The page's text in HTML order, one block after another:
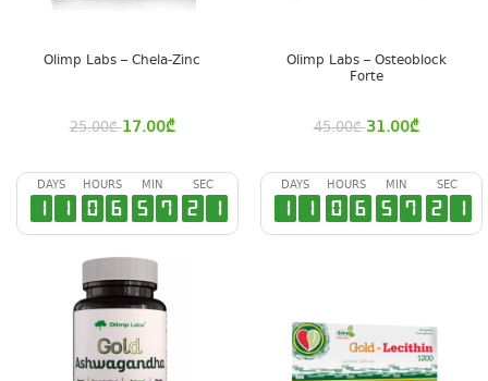
Olimp Labs – Chela-Zinc
25.00₾ 17.00₾
Olimp Labs – Osteoblock
Forte
45.00₾ 31.00₾
DAYS
1 1
HOURS
0 6
MIN
5 7
SEC
2 0
DAYS
1 1
HOURS
0 6
MIN
5 7
SEC
2 0